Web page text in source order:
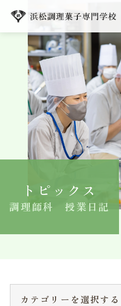
学校紹介
学科紹介
キャンパスライフ
就職
よくある質問
卒業生の方へ在学生へ一般の
トピックス
調理師科 授業日記
カテゴリーを選択する